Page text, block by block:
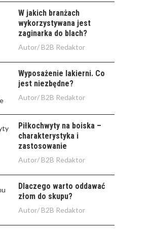
W jakich branżach
wykorzystywana jest
zaginarka do blach?
Autor/ B2B Redaktor
Wyposażenie lakierni. Co
jest niezbędne?
Autor/ B2B Redaktor
Piłkochwyty na boiska –
charakterystyka i
zastosowanie
Autor/ B2B Redaktor
Dlaczego warto oddawać
złom do skupu?
Autor/ B2B Redaktor